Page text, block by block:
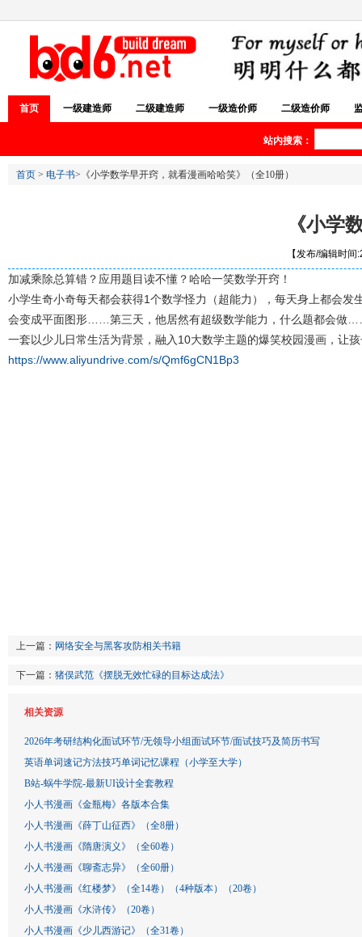
首页 一级建造师 二级建造师 一级造价师 二级造价师
站内搜索：
首页 > 电子书>《小学数学早开窍，就看漫画哈哈笑》（全10册）
《小学
【发布/编辑时
加减乘除总算错？应用题目读不懂？哈哈一笑数学开窍！
小学生奇小奇每天都会获得1个数学怪力（超能力），每天身上都会
会变成平面图形……第三天，他居然有超级数学能力，什么题都会做
一套以少儿日常生活为背景，融入10大数学主题的爆笑校园漫画，让
https://www.aliyundrive.com/s/Qmf6gCN1Bp3
上一篇： 网络安全与黑客攻防相关书籍
下一篇： 猪俣武范《摆脱无效忙碌的目标达成法》
相关资源
2026年考研结构化面试环节/无领导小组面试环节/面试技巧及简历书写
英语单词速记方法技巧单词记忆课程（小学至大学）
B站-蜗牛学院-最新UI设计全套教程
小人书漫画《金瓶梅》各版本合集
小人书漫画《薛丁山征西》（全8册）
小人书漫画《隋唐演义》（全60卷）
小人书漫画《聊斋志异》（全60册）
小人书漫画《红楼梦》（全14卷）（4种版本）（20卷）
小人书漫画《水浒传》（20卷）
小人书漫画《少儿西游记》（全31卷）